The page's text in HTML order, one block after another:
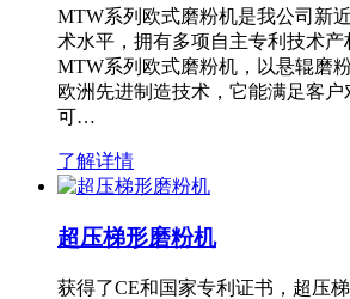
MTW系列欧式磨粉机是我公司新
术水平，拥有多项自主专利技术
MTW系列欧式磨粉机，以悬辊磨
欧洲先进制造技术，它能满足客
可…
了解详情
超压梯形磨粉机
获得了CE和国家专利证书，超压